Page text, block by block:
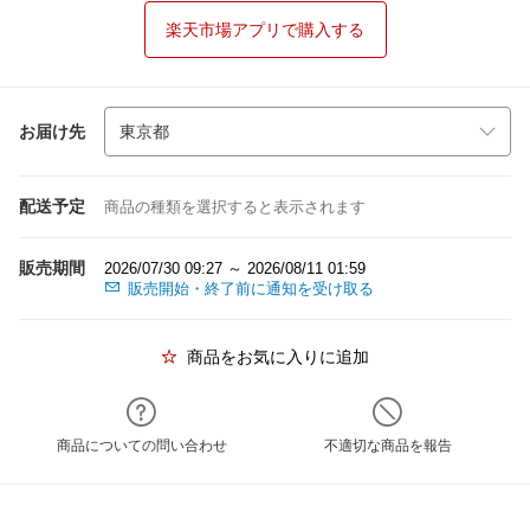
楽天市場アプリで購入する
お届け先
配送予定 商品の種類を選択すると表示されます
販売期間
2026/07/30 09:27 ～ 2026/08/11 01:59
販売開始・終了前に通知を受け取る
商品をお気に入りに追加
商品についての問い合わせ 不適切な商品を報告